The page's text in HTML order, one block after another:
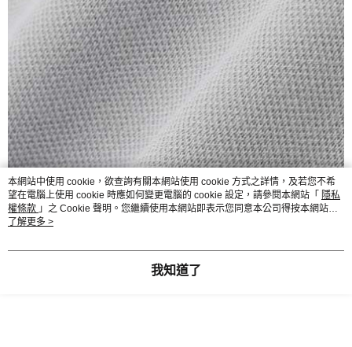
本網站中使用 cookie，欲查詢有關本網站使用 cookie 方式之詳情，及若您不希
望在電腦上使用 cookie 時應如何變更電腦的 cookie 設定，請參閱本網站「 隱私
權條款 」之 Cookie 聲明。您繼續使用本網站即表示您同意本公司得按本網站使
用條款之 Cookie 聲明使用 cookie。
了解更多 >
我知道了